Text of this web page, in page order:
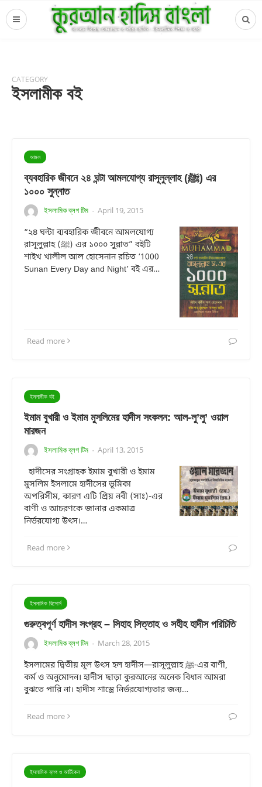
CATEGORY
ইসলামীক বই
আমল
ব্যবহারিক জীবনে ২৪ ঘন্টা আমলযোগ্য রাসূলুল্লাহ (ﷺ) এর
১০০০ সুন্নাত
ইসলামিক ব্লগ টিম · April 19, 2015
“২৪ ঘন্টা ব্যবহারিক জীবনে আমলযোগ্য
রাসূলুল্লাহ (ﷺ) এর ১০০০ সুন্নাত” বইটি
শাইখ খালীল আল হোসেনান রচিত ‘1000
Sunan Every Day and Night’ বই এর…
Read more
ইসলামীক বই
ইমাম বুখারী ও ইমাম মুসলিমের হাদীস সংকলন: আল-লু’লু’ ওয়াল
মারজন
ইসলামিক ব্লগ টিম · April 13, 2015
হাদীসের সংগ্রাহক ইমাম বুখারী ও ইমাম
মুসলিম ইসলামে হাদীসের ভূমিকা
অপরিসীম, কারণ এটি প্রিয় নবী (সাঃ)-এর
বাণী ও আচরণকে জানার একমাত্র
নির্ভরযোগ্য উৎস।…
Read more
ইসলামিক রিসোর্স
গুরুত্বপূর্ণ হাদীস সংগ্রহ – সিহাহ সিত্তাহ ও সহীহ হাদীস পরিচিতি
ইসলামিক ব্লগ টিম · March 28, 2015
ইসলামের দ্বিতীয় মূল উৎস হল হাদীস—রাসূলুল্লাহ ﷺ-এর বাণী,
কর্ম ও অনুমোদন। হাদীস ছাড়া কুরআনের অনেক বিধান আমরা
বুঝতে পারি না। হাদীস শাস্ত্রে নির্ভরযোগ্যতার জন্য…
Read more
ইসলামিক ব্লগ ও আর্টিকেল